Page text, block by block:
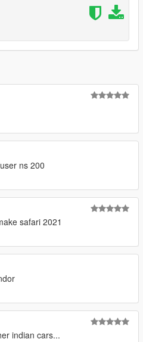
to the following files:
video,please give credit to
Channel)
UCxS9UGDyegdUNlKoyLeJ3
ns 200
safari 2021
indian cars...